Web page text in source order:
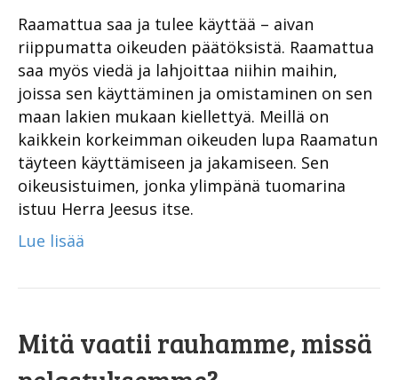
Raamattua saa ja tulee käyttää – aivan
riippumatta oikeuden päätöksistä. Raamattua
saa myös viedä ja lahjoittaa niihin maihin,
joissa sen käyttäminen ja omistaminen on sen
maan lakien mukaan kiellettyä. Meillä on
kaikkein korkeimman oikeuden lupa Raamatun
täyteen käyttämiseen ja jakamiseen. Sen
oikeusistuimen, jonka ylimpänä tuomarina
istuu Herra Jeesus itse.
Lue lisää
Mitä vaatii rauhamme, missä